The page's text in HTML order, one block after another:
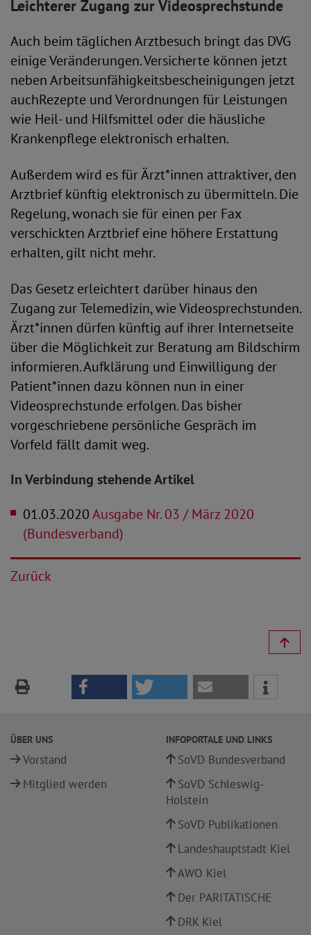
Leichterer Zugang zur Videosprechstunde
Auch beim täglichen Arztbesuch bringt das DVG
einige Veränderungen. Versicherte können jetzt
neben Arbeitsunfähigkeitsbescheinigungen jetzt
auchRezepte und Verordnungen für Leistungen
wie Heil- und Hilfsmittel oder die häusliche
Krankenpflege elektronisch erhalten.
Außerdem wird es für Ärzt*innen attraktiver, den
Arztbrief künftig elektronisch zu übermitteln. Die
Regelung, wonach sie für einen per Fax
verschickten Arztbrief eine höhere Erstattung
erhalten, gilt nicht mehr.
Das Gesetz erleichtert darüber hinaus den
Zugang zur Telemedizin, wie Videosprechstunden.
Ärzt*innen dürfen künftig auf ihrer Internetseite
über die Möglichkeit zur Beratung am Bildschirm
informieren. Aufklärung und Einwilligung der
Patient*innen dazu können nun in einer
Videosprechstunde erfolgen. Das bisher
vorgeschriebene persönliche Gespräch im
Vorfeld fällt damit weg.
In Verbindung stehende Artikel
01.03.2020Ausgabe Nr. 03 / März 2020
(Bundesverband)
Zurück
ÜBER UNS
Vorstand
Mitglied werden
INFOPORTALE UND LINKS
SoVD Bundesverband
SoVD Schleswig-
Holstein
SoVD Publikationen
Landeshauptstadt Kiel
AWO Kiel
Der PARITÄTISCHE
DRK Kiel